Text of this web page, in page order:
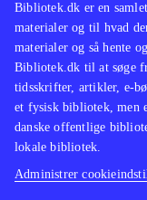
Bibliotek.dk er en
materialer og til hvad
materialer og så hente
Bibliotek.dk til at søge
tidsskrifter, artikler, e-
et fysisk bibliotek, men
danske offentlige
lokale bibliotek.
Administrer